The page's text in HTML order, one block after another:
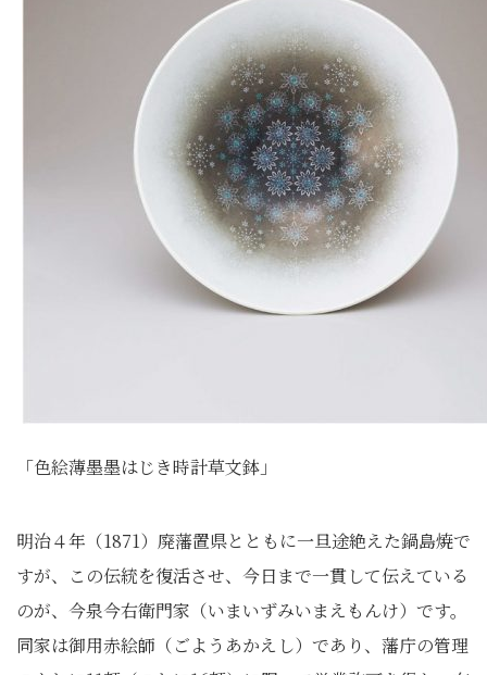
「色絵薄墨墨はじき時計草文鉢」
明治４年（1871）廃藩置県とともに一旦途絶えた鍋島焼で
すが、この伝統を復活させ、今日まで一貫して伝えている
のが、今泉今右衛門家（いまいずみいまえもんけ）です。
同家は御用赤絵師（ごようあかえし）であり、藩庁の管理